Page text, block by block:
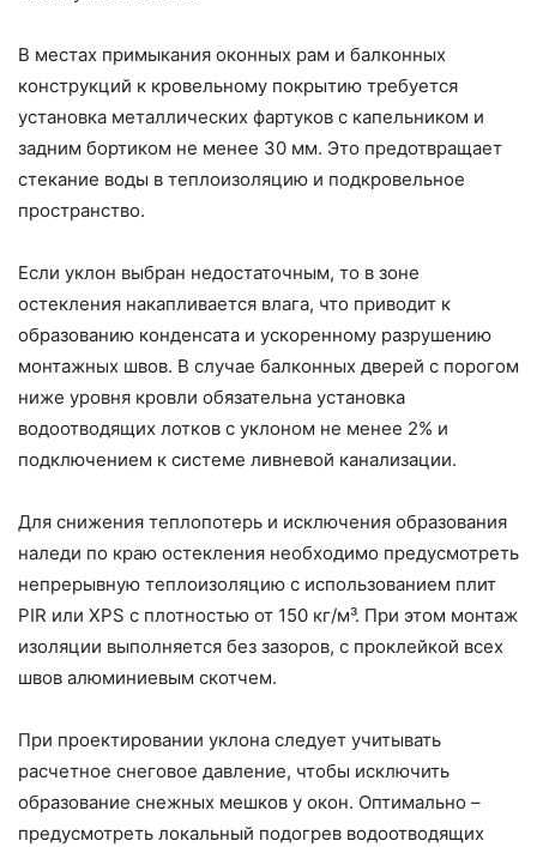
В местах примыкания оконных рам и балконных
конструкций к кровельному покрытию требуется
установка металлических фартуков с капельником и
задним бортиком не менее 30 мм. Это предотвращает
стекание воды в теплоизоляцию и подкровельное
пространство.
Если уклон выбран недостаточным, то в зоне
остекления накапливается влага, что приводит к
образованию конденсата и ускоренному разрушению
монтажных швов. В случае балконных дверей с порогом
ниже уровня кровли обязательна установка
водоотводящих лотков с уклоном не менее 2% и
подключением к системе ливневой канализации.
Для снижения теплопотерь и исключения образования
наледи по краю остекления необходимо предусмотреть
непрерывную теплоизоляцию с использованием плит
PIR или XPS с плотностью от 150 кг/м³. При этом монтаж
изоляции выполняется без зазоров, с проклейкой всех
швов алюминиевым скотчем.
При проектировании уклона следует учитывать
расчетное снеговое давление, чтобы исключить
образование снежных мешков у окон. Оптимально –
предусмотреть локальный подогрев водоотводящих